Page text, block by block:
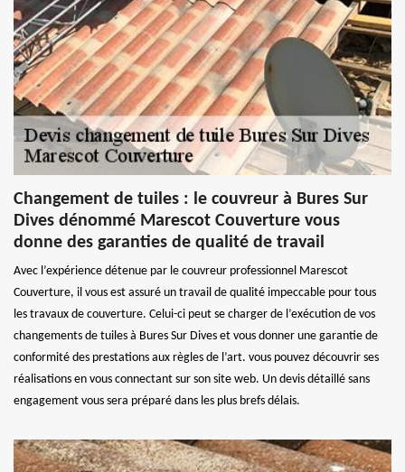
Changement de tuiles : le couvreur à Bures Sur
Dives dénommé Marescot Couverture vous
donne des garanties de qualité de travail
Avec l’expérience détenue par le couvreur professionnel Marescot
Couverture, il vous est assuré un travail de qualité impeccable pour tous
les travaux de couverture. Celui-ci peut se charger de l’exécution de vos
changements de tuiles à Bures Sur Dives et vous donner une garantie de
conformité des prestations aux règles de l’art. vous pouvez découvrir ses
réalisations en vous connectant sur son site web. Un devis détaillé sans
engagement vous sera préparé dans les plus brefs délais.